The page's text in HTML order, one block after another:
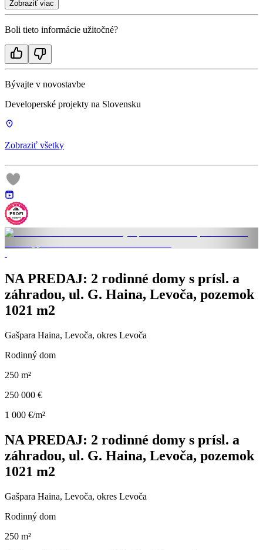
Zobraziť viac
Boli tieto informácie užitočné?
Bývajte v novostavbe
Developerské projekty na Slovensku
Zobraziť všetky
NA PREDAJ: 2 rodinné domy s prísl. a
záhradou, ul. G. Haina, Levoča, pozemok
1021 m2
Gašpara Haina, Levoča, okres Levoča
Rodinný dom
250 m²
250 000 €
1 000 €/m²
NA PREDAJ: 2 rodinné domy s prísl. a
záhradou, ul. G. Haina, Levoča, pozemok
1021 m2
Gašpara Haina, Levoča, okres Levoča
Rodinný dom
250 m²